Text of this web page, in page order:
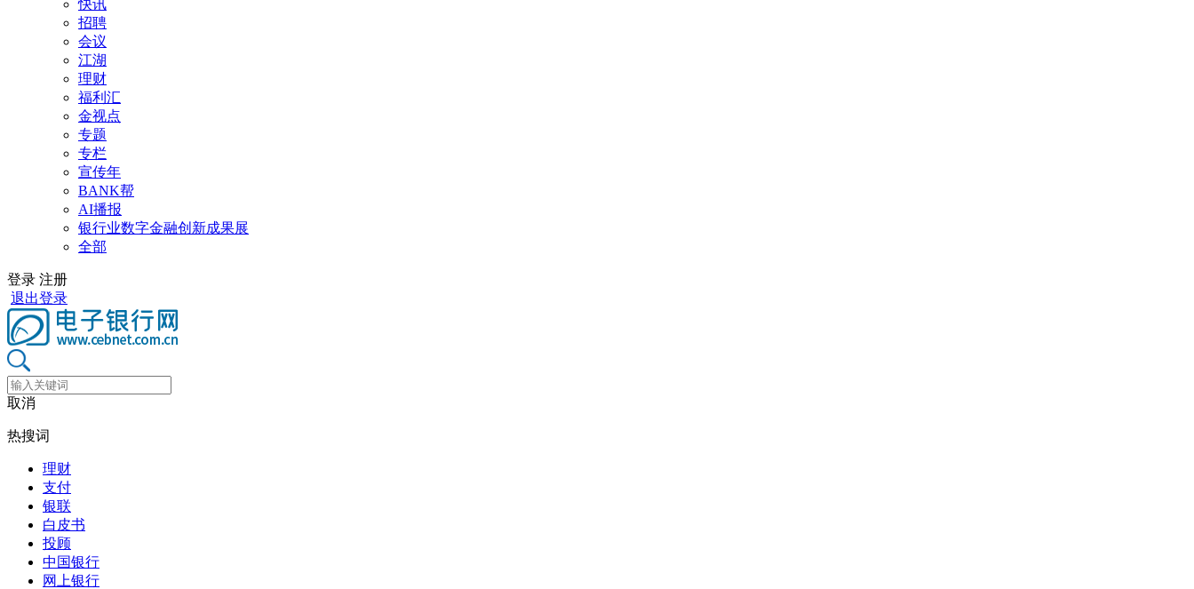
快讯
招聘
会议
江湖
理财
福利汇
金视点
专题
专栏
宣传年
BANK帮
AI播报
银行业数字金融创新成果展
全部
登录 注册
退出登录
取消
热搜词
理财
支付
银联
白皮书
投顾
中国银行
网上银行